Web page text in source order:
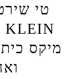
טי
KLEIN
מיקס